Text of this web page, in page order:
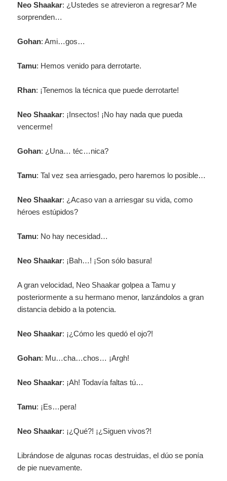
Neo Shaakar: ¿Ustedes se atrevieron a regresar? Me
sorprenden…
Gohan: Ami…gos…
Tamu: Hemos venido para derrotarte.
Rhan: ¡Tenemos la técnica que puede derrotarte!
Neo Shaakar: ¡Insectos! ¡No hay nada que pueda
vencerme!
Gohan: ¿Una… téc…nica?
Tamu: Tal vez sea arriesgado, pero haremos lo posible…
Neo Shaakar: ¿Acaso van a arriesgar su vida, como
héroes estúpidos?
Tamu: No hay necesidad…
Neo Shaakar: ¡Bah…! ¡Son sólo basura!
A gran velocidad, Neo Shaakar golpea a Tamu y
posteriormente a su hermano menor, lanzándolos a gran
distancia debido a la potencia.
Neo Shaakar: ¡¿Cómo les quedó el ojo?!
Gohan: Mu…cha…chos… ¡Argh!
Neo Shaakar: ¡Ah! Todavía faltas tú…
Tamu: ¡Es…pera!
Neo Shaakar: ¡¿Qué?! ¡¿Siguen vivos?!
Librándose de algunas rocas destruidas, el dúo se ponía
de pie nuevamente.